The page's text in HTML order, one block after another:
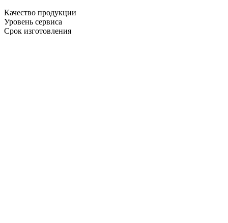
Качество продукции
Уровень сервиса
Срок изготовления